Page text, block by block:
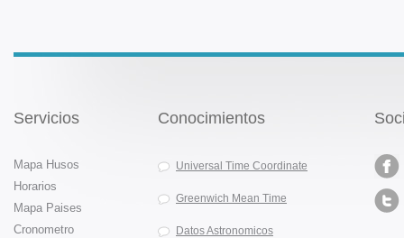
Servicios
Mapa Husos
Horarios
Mapa Paises
Cronometro
Conocimientos
Universal Time Coordinate
Greenwich Mean Time
Datos Astronomicos